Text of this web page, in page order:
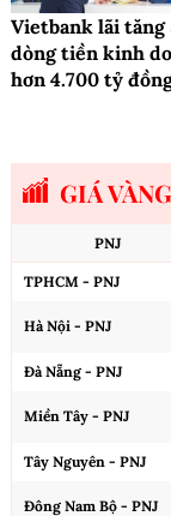
Vietbank lãi tăng
dòng tiền kinh
hơn 4.700 tỷ
GIÁ VÀNG
PNJ
TPHCM - PNJ
Hà Nội - PNJ
Đà Nẵng - PNJ
Miền Tây - PNJ
Tây Nguyên - PNJ
Đông Nam Bộ - PNJ